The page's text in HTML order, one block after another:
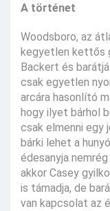
A történet
Woodsboro, az
kegyetlen kettős
Backert és
csak egyetlen
arcára hasonlító
hogy ilyet bárhol
csak elmenni egy
bárki lehet a
édesanyja
akkor Casey
is támadja, de
van kapcsolat az